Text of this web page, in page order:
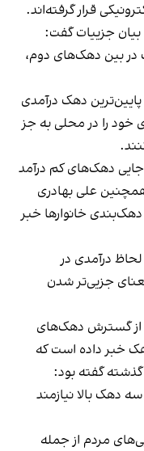
قرار گرفته‌اند.
بیان جزییات گفت:
در بین دهک‌های دوم،
دهک درآمدی
خود را در محلی به جز
دهک‌های کم درآمد
علی بهادری
خانوارها خبر
درآمدی در
جزیی‌تر شدن
از گسترش دهک‌های
طرح کالابرگ الکترونیک به ۹ دهک خبر داده است که
گذشته گفته بود:
دهک بالا نیازمند
مردم از جمله